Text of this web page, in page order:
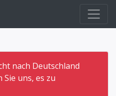
nach Deutschland
uns, es zu